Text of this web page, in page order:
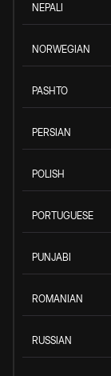
NEPALI
NORWEGIAN
PASHTO
PERSIAN
POLISH
PORTUGUESE
PUNJABI
ROMANIAN
RUSSIAN